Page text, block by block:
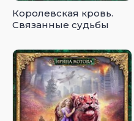
Королевская кровь.
Связанные судьбы